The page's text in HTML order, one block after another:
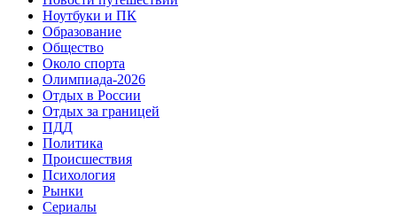
Ноутбуки и ПК
Образование
Общество
Около спорта
Олимпиада-2026
Отдых в России
Отдых за границей
ПДД
Политика
Происшествия
Психология
Рынки
Сериалы